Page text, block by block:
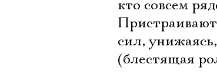
кто совсем
Пристраивают
сил,
(блестящая